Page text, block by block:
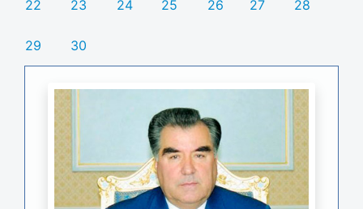
22 23 24 25 26 27 28
29 30